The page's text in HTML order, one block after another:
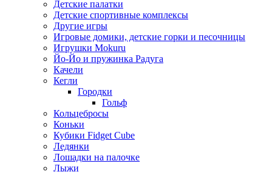
Детские палатки
Детские спортивные комплексы
Другие игры
Игровые домики, детские горки и песочницы
Игрушки Mokuru
Йо-Йо и пружинка Радуга
Качели
Кегли
Городки
Гольф
Кольцебросы
Коньки
Кубики Fidget Cube
Ледянки
Лошадки на палочке
Лыжи